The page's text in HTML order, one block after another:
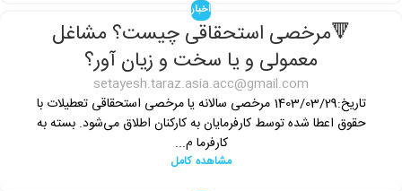
اخبار
🔻مرخصی استحقاقی چیست؟ مشاغل
معمولی و یا سخت و زیان آور؟
setayesh.taraz.asia.acc@gmail.com
تاریخ:1403/03/29 مرخصی سالانه یا مرخصی استحقاقی تعطیلات با
حقوق اعطا شده توسط کارفرمایان به کارکنان اطلاق می‌‌شود. بسته به
کارفرما م...
مشاهده کامل